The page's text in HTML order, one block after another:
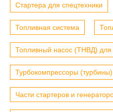
Стартера для спецтехники
Топливная система
Топливный насос (ТНВД) для
Турбокомпрессоры (турбины)
Части стартеров и